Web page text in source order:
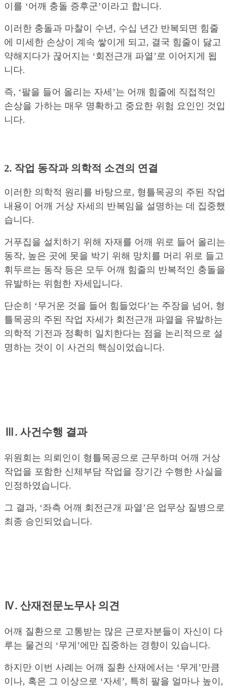
이를 ‘어깨 충돌 증후군’이라고 합니다.
이러한 충돌과 마찰이 수년, 수십 년간 반복되면 힘줄
에 미세한 손상이 계속 쌓이게 되고, 결국 힘줄이 닳고
약해지다가 끊어지는 ‘회전근개 파열’로 이어지게 됩
니다.
즉, ‘팔을 들어 올리는 자세’는 어깨 힘줄에 직접적인
손상을 가하는 매우 명확하고 중요한 위험 요인인 것입
니다.
2. 작업 동작과 의학적 소견의 연결
이러한 의학적 원리를 바탕으로, 형틀목공의 주된 작업
내용이 어깨 거상 자세의 반복임을 설명하는 데 집중했
습니다.
거푸집을 설치하기 위해 자재를 어깨 위로 들어 올리는
동작, 높은 곳에 못을 박기 위해 망치를 머리 위로 들고
휘두르는 동작 등은 모두 어깨 힘줄의 반복적인 충돌을
유발하는 위험한 자세입니다.
단순히 ‘무거운 것을 들어 힘들었다’는 주장을 넘어, 형
틀목공의 주된 작업 자세가 회전근개 파열을 유발하는
의학적 기전과 정확히 일치한다는 점을 논리적으로 설
명하는 것이 이 사건의 핵심이었습니다.
Ⅲ. 사건수행 결과
위원회는 의뢰인이 형틀목공으로 근무하며 어깨 거상
작업을 포함한 신체부담 작업을 장기간 수행한 사실을
인정하였습니다.
그 결과, ‘좌측 어깨 회전근개 파열’은 업무상 질병으로
최종 승인되었습니다.
Ⅳ. 산재전문노무사 의견
어깨 질환으로 고통받는 많은 근로자분들이 자신이 다
루는 물건의 ‘무게’에만 집중하는 경향이 있습니다.
하지만 이번 사례는 어깨 질환 산재에서는 ‘무게’만큼
이나, 혹은 그 이상으로 ‘자세’, 특히 팔을 얼마나 높이,